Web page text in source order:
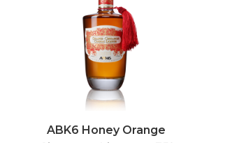
ABK6 Honey Orange